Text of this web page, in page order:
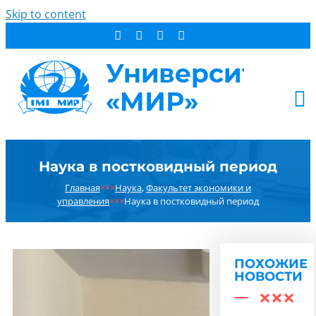
Skip to content
СТУДЕНТУ
ДОПОБРАЗОВАНИЕ
КОНТАКТЫ
Наука в постковидный период
Главная×××Наука,Факультет экономики и
управления×××Наука в постковидный период
ПОХОЖИЕ
НОВОСТИ